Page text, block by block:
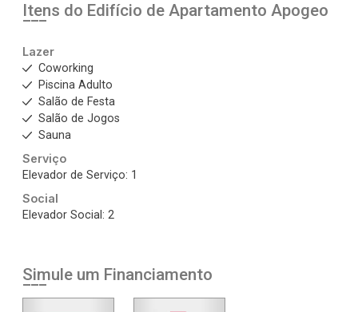
Itens do Edifício de Apartamento Apogeo
Lazer
Coworking
Piscina Adulto
Salão de Festa
Salão de Jogos
Sauna
Serviço
Elevador de Serviço: 1
Social
Elevador Social: 2
Simule um Financiamento